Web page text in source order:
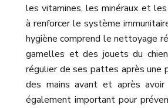
les vitamines, les minéraux et
à renforcer le système
hygiène comprend le nettoyage
gamelles et des jouets du
régulier de ses pattes après une
des mains avant et après
également important pour